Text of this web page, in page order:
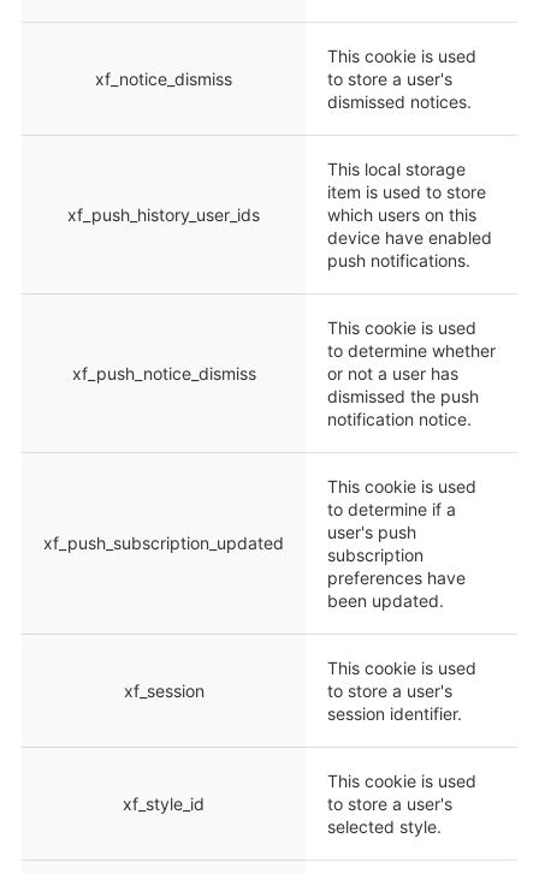
xf_notice_dismiss
This cookie is used
to store a user's
dismissed notices.
xf_push_history_user_ids
This local storage
item is used to store
which users on this
device have enabled
push notifications.
xf_push_notice_dismiss
This cookie is used
to determine whether
or not a user has
dismissed the push
notification notice.
xf_push_subscription_updated
This cookie is used
to determine if a
user's push
subscription
preferences have
been updated.
xf_session
This cookie is used
to store a user's
session identifier.
xf_style_id
This cookie is used
to store a user's
selected style.